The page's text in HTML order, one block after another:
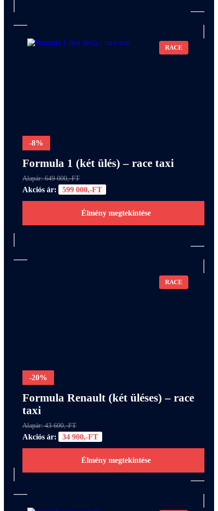
RACE
-8%
Formula 1 (két ülés) – race taxi
Alapár: 649 000,-FT
Akciós ár: 599 000,-FT
Élmény megtekintése
RACE
-20%
Formula Renault (két üléses) – race
taxi
Alapár: 43 600,-FT
Akciós ár: 34 900,-FT
Élmény megtekintése